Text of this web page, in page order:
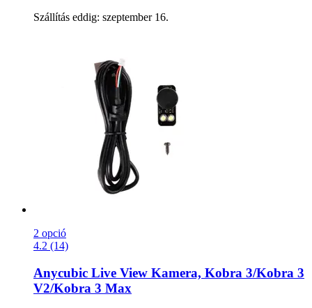
Szállítás eddig: szeptember 16.
2 opció
4.2 (14)
Anycubic Live View Kamera, Kobra 3/Kobra 3
V2/Kobra 3 Max